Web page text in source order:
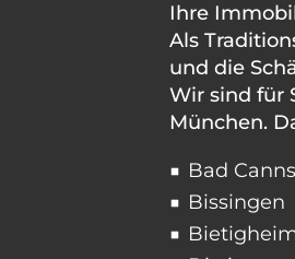
Ihre
Als
und die
Wir sind für
München.
Bad
Bissingen